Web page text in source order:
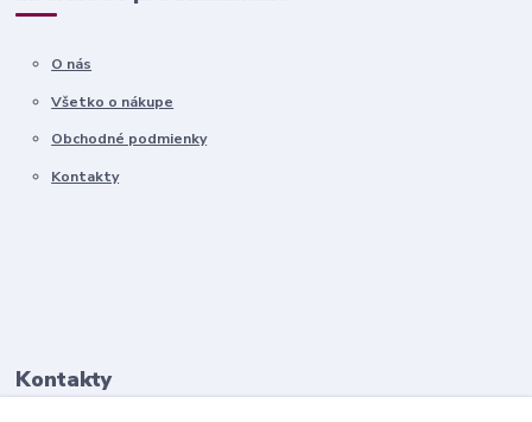
O nás
Všetko o nákupe
Obchodné podmienky
Kontakty
Kontakty